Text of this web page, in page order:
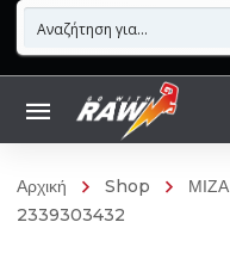
Αρχική Shop ΜΙΖΑ
2339303432